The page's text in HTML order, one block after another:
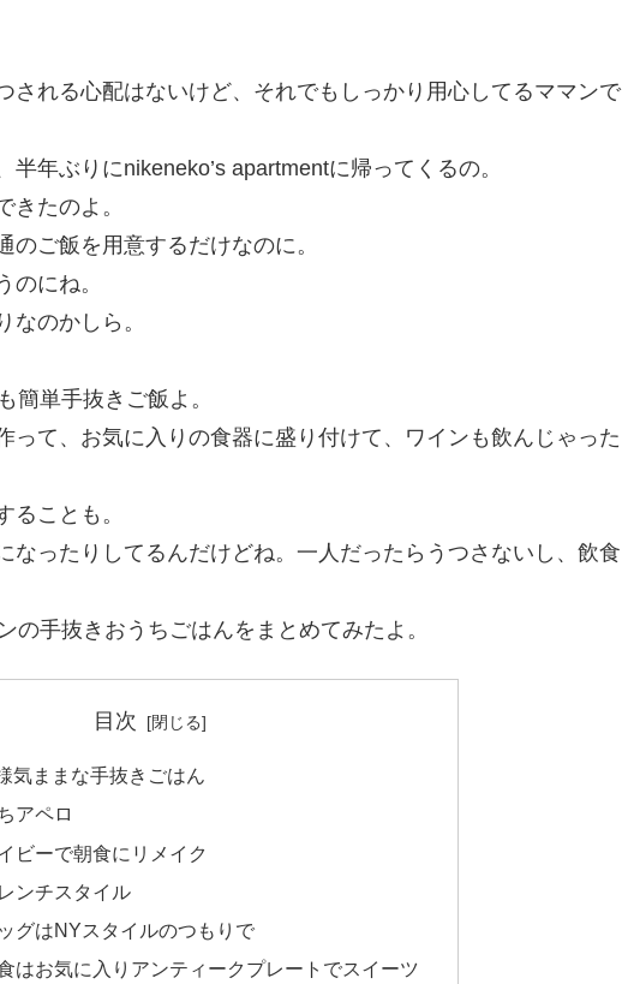
される心配はないけど、それでもしっかり用心してるママンで
年ぶりにnikeneko’s apartmentに帰ってくるの。
きたのよ。
ご飯を用意するだけなのに。
のにね。
なのかしら。
簡単手抜きご飯よ。
って、お気に入りの食器に盛り付けて、ワインも飲んじゃった
ることも。
なったりしてるんだけどね。一人だったらうつさないし、飲食
の手抜きおうちごはんをまとめてみたよ。
目次
気ままな手抜きごはん
アペロ
ビーで朝食にリメイク
ンチスタイル
グはNYスタイルのつもりで
はお気に入りアンティークプレートでスイーツ